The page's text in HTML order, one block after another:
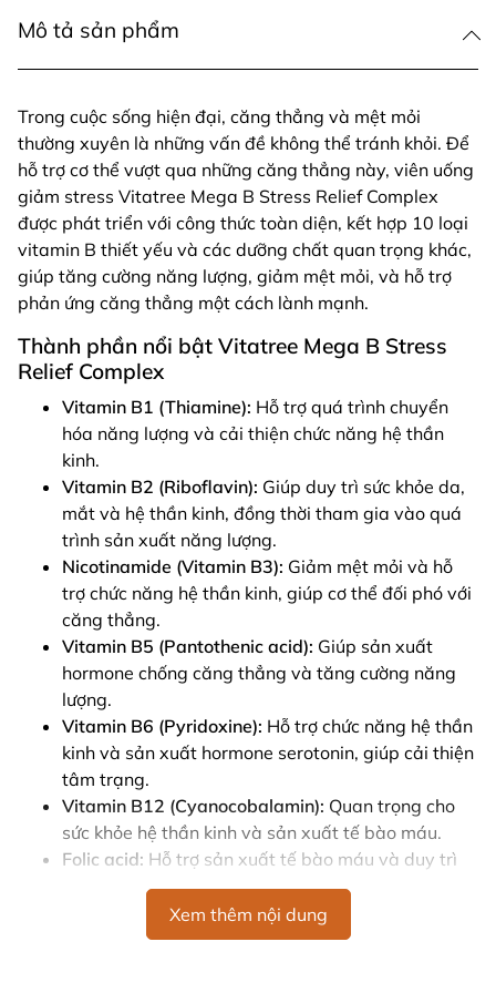
Mô tả sản phẩm
Trong cuộc sống hiện đại, căng thẳng và mệt mỏi
thường xuyên là những vấn đề không thể tránh khỏi. Để
hỗ trợ cơ thể vượt qua những căng thẳng này, viên uống
giảm stress Vitatree Mega B Stress Relief Complex
được phát triển với công thức toàn diện, kết hợp 10 loại
vitamin B thiết yếu và các dưỡng chất quan trọng khác,
giúp tăng cường năng lượng, giảm mệt mỏi, và hỗ trợ
phản ứng căng thẳng một cách lành mạnh.
Thành phần nổi bật Vitatree Mega B Stress
Relief Complex
Vitamin B1 (Thiamine): Hỗ trợ quá trình chuyển
hóa năng lượng và cải thiện chức năng hệ thần
kinh.
Vitamin B2 (Riboflavin): Giúp duy trì sức khỏe da,
mắt và hệ thần kinh, đồng thời tham gia vào quá
trình sản xuất năng lượng.
Nicotinamide (Vitamin B3): Giảm mệt mỏi và hỗ
trợ chức năng hệ thần kinh, giúp cơ thể đối phó với
căng thẳng.
Vitamin B5 (Pantothenic acid): Giúp sản xuất
hormone chống căng thẳng và tăng cường năng
lượng.
Vitamin B6 (Pyridoxine): Hỗ trợ chức năng hệ thần
kinh và sản xuất hormone serotonin, giúp cải thiện
tâm trạng.
Vitamin B12 (Cyanocobalamin): Quan trọng cho
sức khỏe hệ thần kinh và sản xuất tế bào máu.
Folic acid: Hỗ trợ sản xuất tế bào máu và duy trì
sức khỏe tổng thể.
Cải thiện sức khỏe tóc, da và móng, đồng
thời hỗ trợ chuyển hóa năng lượng.
Xem thêm nội dung